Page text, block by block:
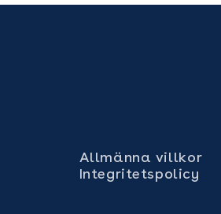
Allmänna villkor
Integritetspolicy